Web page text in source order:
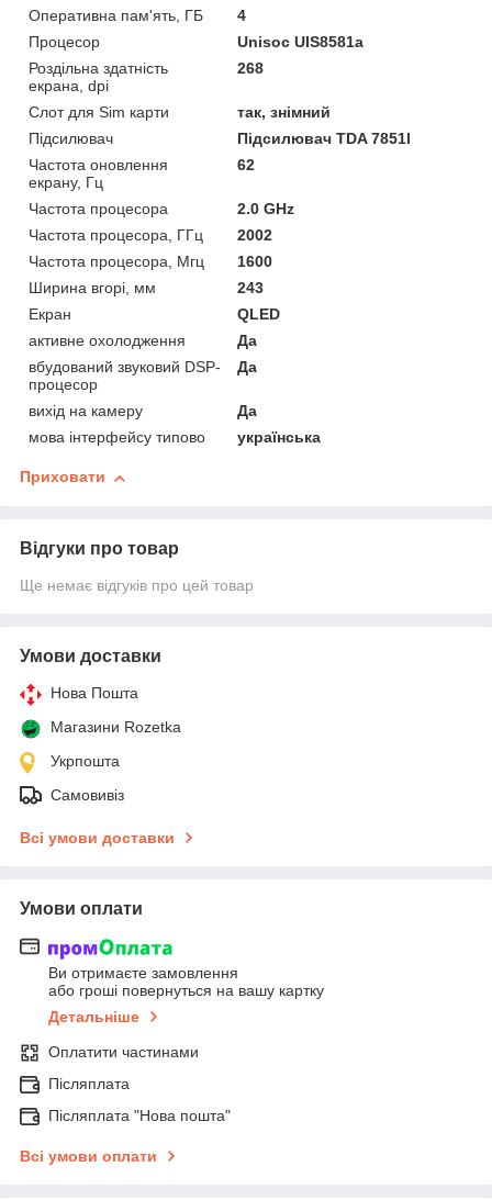
Оперативна пам'ять, ГБ
4
Процесор
Unisoc UIS8581a
Роздільна здатність
екрана, dpi
268
Слот для Sim карти
так, знімний
Підсилювач
Підсилювач TDA 7851l
Частота оновлення
екрану, Гц
62
Частота процесора
2.0 GHz
Частота процесора, ГГц
2002
Частота процесора, Мгц
1600
Ширина вгорі, мм
243
Екран
QLED
активне охолодження
Да
вбудований звуковий DSP-
процесор
Да
вихід на камеру
Да
мова інтерфейсу типово
українська
Приховати
Відгуки про товар
Ще немає відгуків про цей товар
Умови доставки
Нова Пошта
Магазини Rozetka
Укрпошта
Самовивіз
Всі умови доставки
Умови оплати
Ви отримаєте замовлення
або гроші повернуться на вашу картку
Детальніше
Оплатити частинами
Післяплата
Післяплата "Нова пошта"
Всі умови оплати